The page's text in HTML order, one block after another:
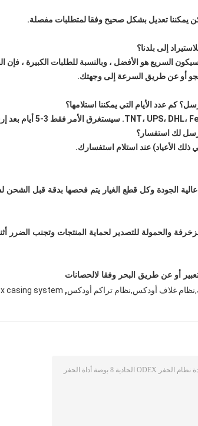
يمكننا تعديل بشكل صحيح وفقا لمتطلبات مفصلة.
إلى بلدنا؟
سيكون السريع هو الأفضل ، وبالنسبة للطلبات الكبيرة ،
أو عن طريق السرعة إلى وجهتك.
لك استفسار؟
الجودة وكل قطع الغيار يتم فحصها بدقة قبل
والحمولة للتصدير لحماية المنتجات وتجنب الضرر
أو عن طريق البحر وفقا لالحصانات
غلاف أودكس,نظام تراكم أودكس,
casing system